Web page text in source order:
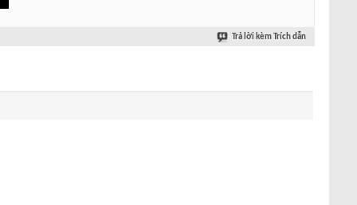
Trả lời kèm Trích dẫn